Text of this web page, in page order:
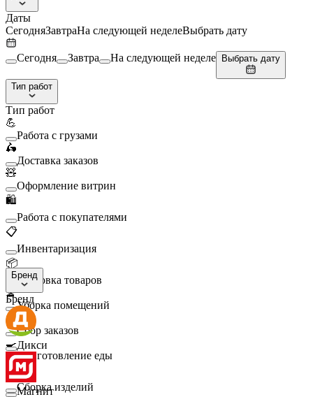
Даты
СегодняЗавтраНа следующей неделеВыбрать дату
Сегодня Завтра На следующей неделе Выбрать дату
Тип работ
Тип работ
💪
Работа с грузами
🛵
Доставка заказов
🧸
Оформление витрин
🛍️
Работа с покупателями
📋
Инвентаризация
📦
Упаковка товаров
🧹
Уборка помещений
🛒
Сбор заказов
🍳
Приготовление еды
🛠️
Сборка изделий
Бренд
Бренд
Дикси
Магнит